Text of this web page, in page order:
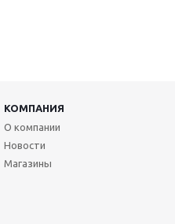
КОМПАНИЯ
О компании
Новости
Магазины